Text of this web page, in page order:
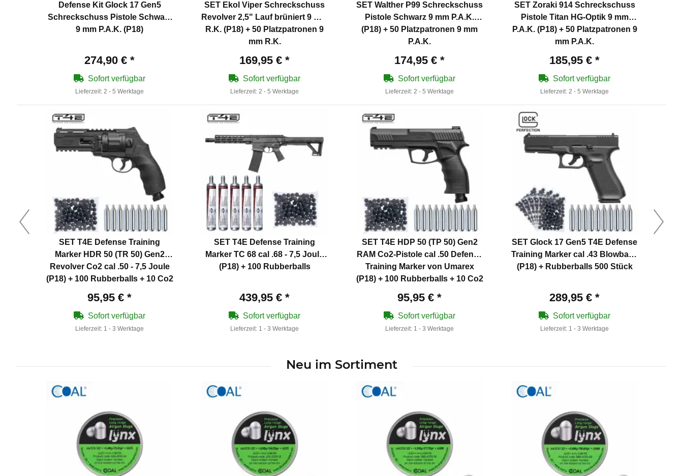
Defense Kit Glock 17 Gen5
Schreckschuss Pistole Schwarz
9 mm P.A.K. (P18)
274,90 € *
Sofort verfügbar
Lieferzeit: 2 - 5 Werktage
SET Ekol Viper Schreckschuss
Revolver 2,5" Lauf brüniert 9 mm
R.K. (P18) + 50 Platzpatronen 9
mm R.K.
169,95 € *
Sofort verfügbar
Lieferzeit: 2 - 5 Werktage
SET Walther P99 Schreckschuss
Pistole Schwarz 9 mm P.A.K.
(P18) + 50 Platzpatronen 9 mm
P.A.K.
174,95 € *
Sofort verfügbar
Lieferzeit: 2 - 5 Werktage
SET Zoraki 914 Schreckschuss
Pistole Titan HG-Optik 9 mm
P.A.K. (P18) + 50 Platzpatronen 9
mm P.A.K.
185,95 € *
Sofort verfügbar
Lieferzeit: 2 - 5 Werktage
SET T4E Defense Training
Marker HDR 50 (TR 50) Gen2
Revolver Co2 cal .50 - 7,5 Joule
(P18) + 100 Rubberballs + 10 Co2
95,95 € *
Sofort verfügbar
Lieferzeit: 1 - 3 Werktage
SET T4E Defense Training
Marker TC 68 cal .68 - 7,5 Joule
(P18) + 100 Rubberballs
439,95 € *
Sofort verfügbar
Lieferzeit: 1 - 3 Werktage
SET T4E HDP 50 (TP 50) Gen2
RAM Co2-Pistole cal .50 Defense
Training Marker von Umarex
(P18) + 100 Rubberballs + 10 Co2
95,95 € *
Sofort verfügbar
Lieferzeit: 1 - 3 Werktage
SET Glock 17 Gen5 T4E Defense
Training Marker cal .43 Blowback
(P18) + Rubberballs 500 Stück
289,95 € *
Sofort verfügbar
Lieferzeit: 1 - 3 Werktage
Neu im Sortiment